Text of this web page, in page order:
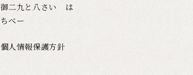
御二九と八さい は
ちべー
個人情報保護方針